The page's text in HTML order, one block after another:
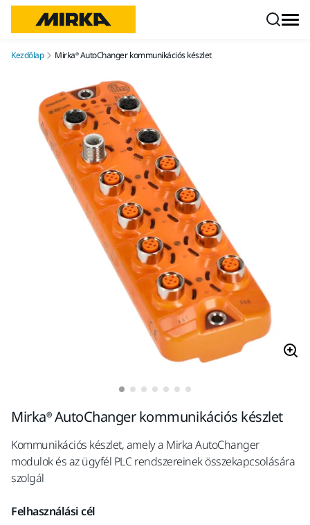
Kezdőlap Mirka® AutoChanger kommunikációs készlet
Mirka® AutoChanger kommunikációs készlet
Kommunikációs készlet, amely a Mirka AutoChanger
modulok és az ügyfél PLC rendszereinek összekapcsolására
szolgál
Felhasználási cél